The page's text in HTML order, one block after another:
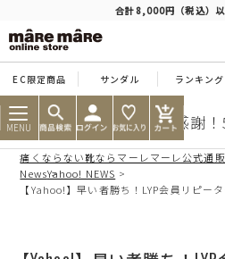
合計8,000円（税込）
EC限定商品 サンダル ランキング
MENU Yahoo! ご愛顧に感謝！
痛くならない靴ならマーレマーレ公式通
NewsYahoo! NEWS
【Yahoo!】早い者勝ち！LYP会員リピー
商品を探す
人気ワード #コンフォート #パンプス
タイプ